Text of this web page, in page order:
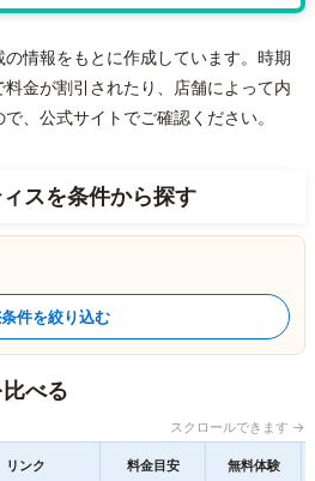
情報をもとに作成しています。時期
金が割引されたり、店舗によって内
、公式サイトでご確認ください。
スを条件から探す
条件を絞り込む
べる
スクロールできます →
リンク 料金目安 無料体験